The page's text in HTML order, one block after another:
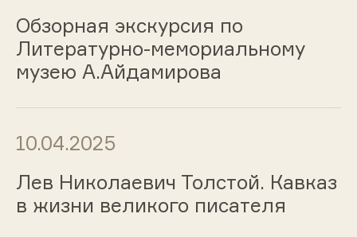
Обзорная экскурсия по
Литературно-мемориальному
музею А.Айдамирова
10.04.2025
Лев Николаевич Толстой. Кавказ
в жизни великого писателя